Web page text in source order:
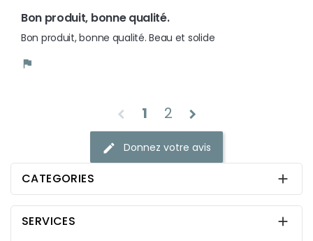
Bon produit, bonne qualité.
Bon produit, bonne qualité. Beau et solide
flag
chevron_left 1 2 chevron_right
edit Donnez votre avis
CATEGORIES 
SERVICES 